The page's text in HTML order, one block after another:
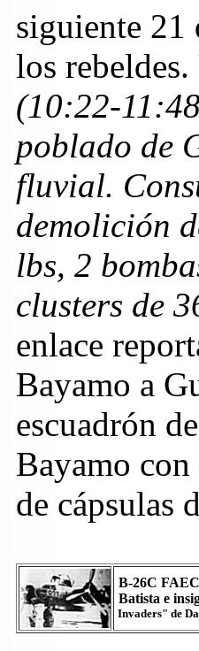
siguiente 21
los
(10:22-
poblado de
fluvial.
demolición
lbs, 2
clusters de
enlace
Bayamo a
escuadrón
Bayamo con
de cápsulas
B-26C
Batista e
Invaders" de